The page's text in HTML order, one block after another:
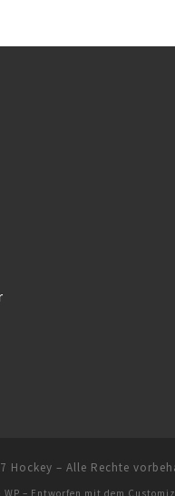
Hockey – Alle Rechte
WP – Entworfen mit dem